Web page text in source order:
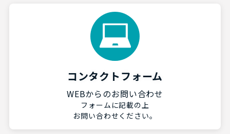
コンタクトフォーム
WEBからのお問い合わせ
フォームに記載の上
お問い合わせください。